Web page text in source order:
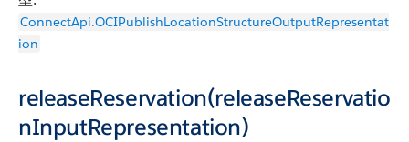
ConnectApi.OCIPublishLocationStructureOutputRepresentat
ion
releaseReservation(releaseReservatio
nInputRepresentation)